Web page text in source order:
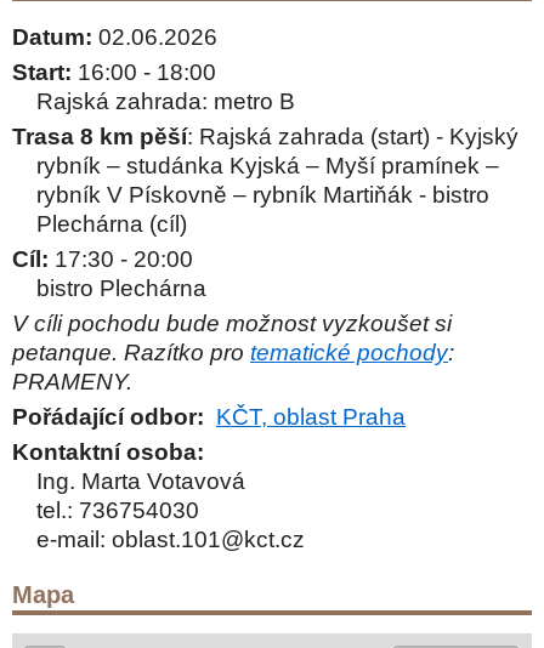
Datum: 02.06.2026
Start: 16:00 - 18:00
Rajská zahrada: metro B
Trasa 8 km pěší: Rajská zahrada (start) - Kyjský
rybník – studánka Kyjská – Myší pramínek –
rybník V Pískovně – rybník Martiňák - bistro
Plechárna (cíl)
Cíl: 17:30 - 20:00
bistro Plechárna
V cíli pochodu bude možnost vyzkoušet si
petanque. Razítko pro tematické pochody:
PRAMENY.
Pořádající odbor: KČT, oblast Praha
Kontaktní osoba:
Ing. Marta Votavová
tel.: 736754030
e-mail: oblast.101@kct.cz
Mapa